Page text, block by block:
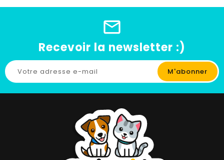
Recevoir la newsletter :)